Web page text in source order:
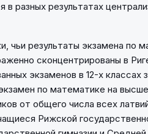
разных результатах
чьи результаты экзамена по
сконцентрированы в
экзаменов в 12-х
по математике на
от общего числа всех
Рижской